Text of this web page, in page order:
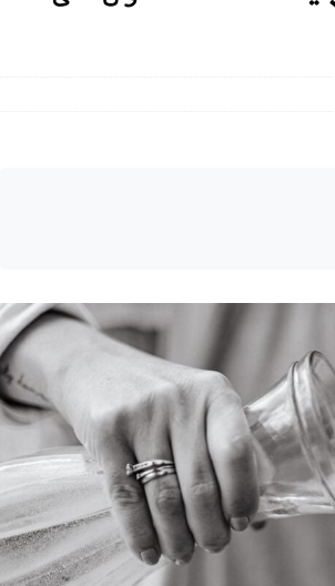
شروع کرنے کا فیصلہ کر لیا پاکستان